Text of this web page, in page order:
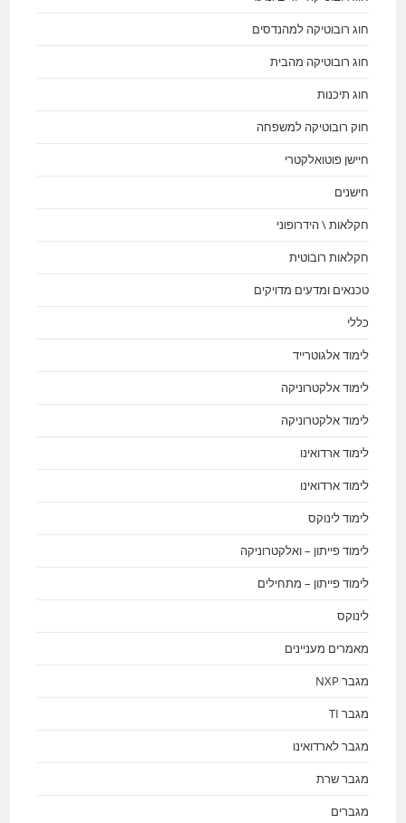
חוג רובוטיקה למהנדסים
חוג רובוטיקה מהבית
חוג תיכנות
חוק רובוטיקה למשפחה
חיישן פוטואלקטרי
חישנים
חקלאות \ הידרופוני
חקלאות רובוטית
טכנאים ומדעים מדויקים
כללי
לימוד אלגוטרייד
לימוד אלקטרוניקה
לימוד אלקטרוניקה
לימוד ארדואינו
לימוד ארדואינו
לימוד לינוקס
לימוד פייתון – ואלקטרוניקה
לימוד פייתון – מתחילים
לינוקס
מאמרים מעניינים
מגבר NXP
מגבר TI
מגבר לארדואינו
מגבר שרת
מגברים